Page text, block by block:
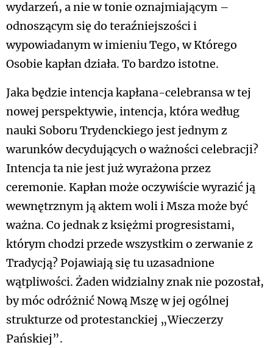
wydarzeń, a nie w tonie oznajmiającym –
odnoszącym się do teraźniejszości i
wypowiadanym w imieniu Tego, w Którego
Osobie kapłan działa. To bardzo istotne.
Jaka będzie intencja kapłana-celebransa w tej
nowej perspektywie, intencja, która według
nauki Soboru Trydenckiego jest jednym z
warunków decydujących o ważności celebracji?
Intencja ta nie jest już wyrażona przez
ceremonie. Kapłan może oczywiście wyrazić ją
wewnętrznym ją aktem woli i Msza może być
ważna. Co jednak z księżmi progresistami,
którym chodzi przede wszystkim o zerwanie z
Tradycją? Pojawiają się tu uzasadnione
wątpliwości. Żaden widzialny znak nie pozostał,
by móc odróżnić Nową Mszę w jej ogólnej
strukturze od protestanckiej „Wieczerzy
Pańskiej”.